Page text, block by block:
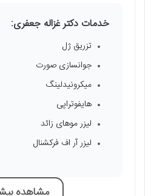
خدمات دکتر غزاله جعفری:
تزریق ژل
جوانسازی صورت
میکرونیدلینگ
هایفوتراپی
لیزر موهای زائد
لیزر آر اف فرکشنال
مشاهده